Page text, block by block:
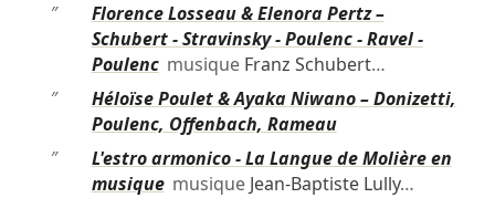
″
Florence Losseau & Elenora Pertz –
Schubert - Stravinsky - Poulenc - Ravel -
Poulencmusique Franz Schubert…
″
Héloïse Poulet & Ayaka Niwano – Donizetti,
Poulenc, Offenbach, Rameau
″
L'estro armonico - La Langue de Molière en
musiquemusique Jean-Baptiste Lully…